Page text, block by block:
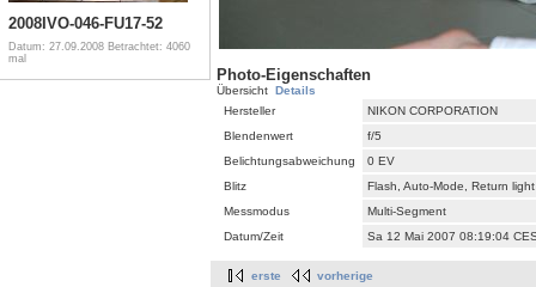
2008IVO-046-FU17-52
Datum: 27.09.2008 Betrachtet: 4060
mal
Photo-Eigenschaften
Übersicht Details
Hersteller
NIKON CORPORATION
Blendenwert
f/5
Belichtungsabweichung
0 EV
Blitz
Flash, Auto-Mode, Return
Messmodus
Multi-Segment
Datum/Zeit
Sa 12 Mai 2007 08:19:04
erste vorherige